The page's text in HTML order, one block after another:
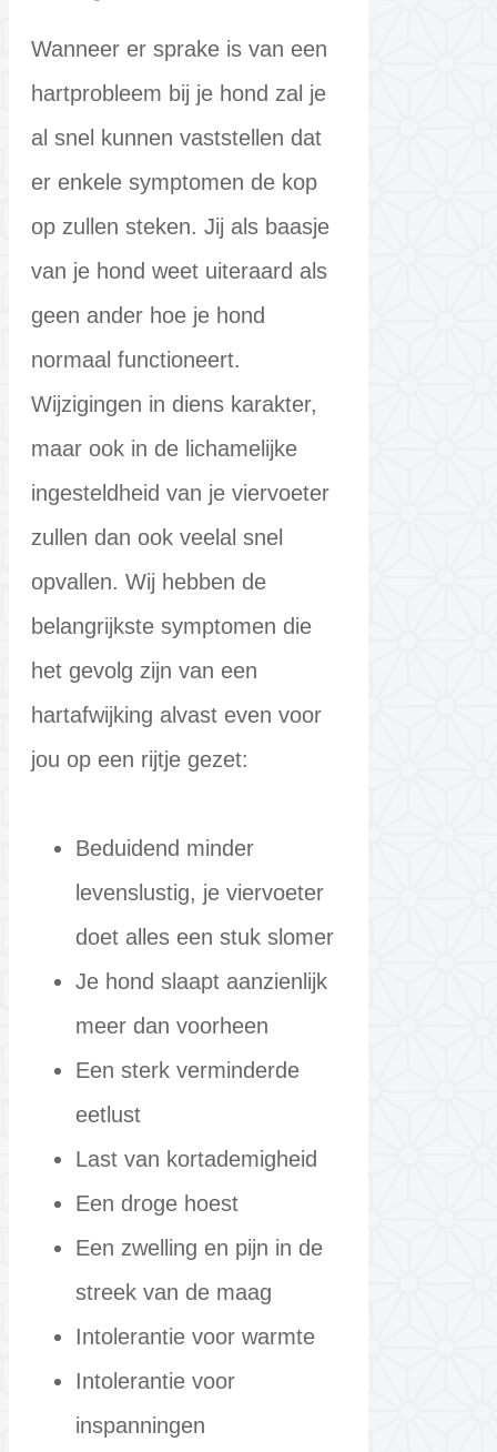
Wanneer er sprake is van een
hartprobleem bij je hond zal je
al snel kunnen vaststellen dat
er enkele symptomen de kop
op zullen steken. Jij als baasje
van je hond weet uiteraard als
geen ander hoe je hond
normaal functioneert.
Wijzigingen in diens karakter,
maar ook in de lichamelijke
ingesteldheid van je viervoeter
zullen dan ook veelal snel
opvallen. Wij hebben de
belangrijkste symptomen die
het gevolg zijn van een
hartafwijking alvast even voor
jou op een rijtje gezet:
Beduidend minder
levenslustig, je viervoeter
doet alles een stuk slomer
Je hond slaapt aanzienlijk
meer dan voorheen
Een sterk verminderde
eetlust
Last van kortademigheid
Een droge hoest
Een zwelling en pijn in de
streek van de maag
Intolerantie voor warmte
Intolerantie voor
inspanningen